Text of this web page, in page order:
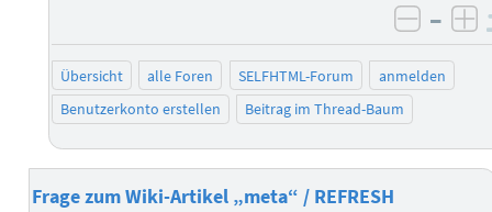
–
Übersicht alle Foren SELFHTML-Forum
anmelden
Benutzerkonto erstellen
Beitrag im Thread-Baum
Frage zum Wiki-Artikel „meta“ / REFRESH